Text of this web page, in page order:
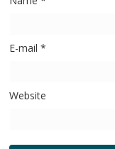
E-mail*
Website